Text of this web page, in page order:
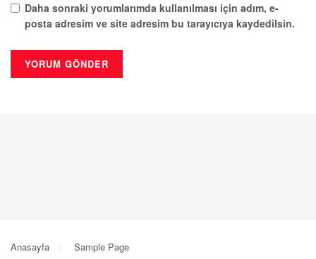
Daha sonraki yorumlarımda kullanılması için adım, e-
posta adresim ve site adresim bu tarayıcıya kaydedilsin.
Anasayfa Sample Page